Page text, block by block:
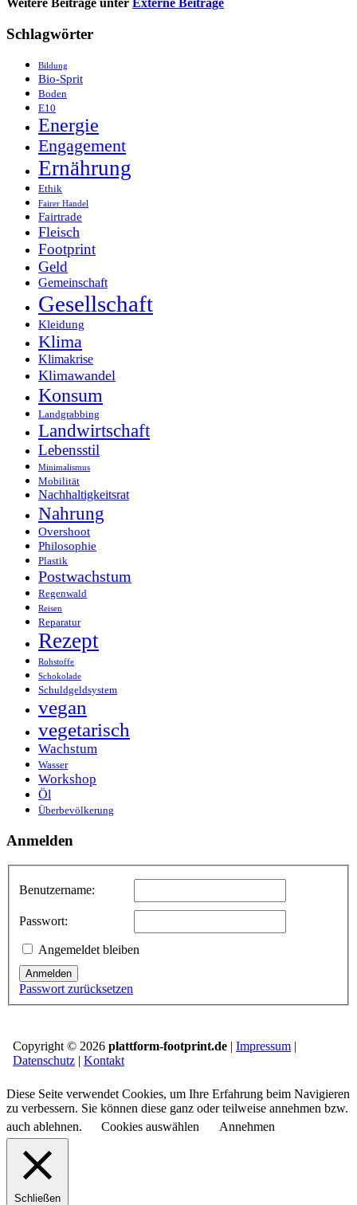
Weitere Beiträge unter Externe Beiträge
Schlagwörter
Bildung
Bio-Sprit
Boden
E10
Energie
Engagement
Ernährung
Ethik
Fairer Handel
Fairtrade
Fleisch
Footprint
Geld
Gemeinschaft
Gesellschaft
Kleidung
Klima
Klimakrise
Klimawandel
Konsum
Landgrabbing
Landwirtschaft
Lebensstil
Minimalismus
Mobilität
Nachhaltigkeitsrat
Nahrung
Overshoot
Philosophie
Plastik
Postwachstum
Regenwald
Reisen
Reparatur
Rezept
Rohstoffe
Schokolade
Schuldgeldsystem
vegan
vegetarisch
Wachstum
Wasser
Workshop
Öl
Überbevölkerung
Anmelden
Benutzername:
Passwort:
Angemeldet bleiben
Anmelden
Passwort zurücksetzen
Copyright © 2026 plattform-footprint.de | Impressum |
Datenschutz | Kontakt
Diese Seite verwendet Cookies, um Ihre Erfahrung beim Navigieren
zu verbessern. Sie können diese ganz oder teilweise annehmen bzw.
auch ablehnen.
Cookies auswählen Annehmen
Schließen